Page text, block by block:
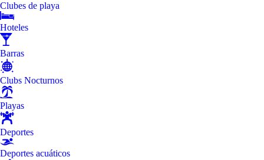
Clubes de playa
Hoteles
Barras
Clubs Nocturnos
Playas
Deportes
Deportes acuáticos